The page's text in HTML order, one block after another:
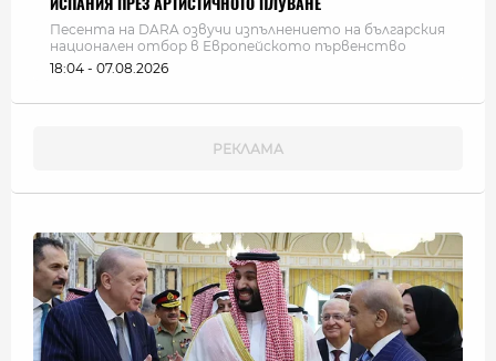
Песента на DARA озвучи изпълнението на българския
национален отбор в Европейското първенство
18:04 - 07.08.2026